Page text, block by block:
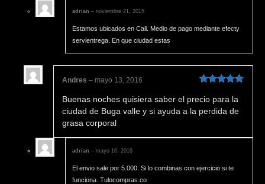
adrian – noviembre 21, 2015
Estamos ubicados en Cali. Medio de pago mediante efecty
servientrega. En que ciudad estas
5de 5
Andres – mayo 13, 2016
Buenas noches quisiera saber el precio para la
ciudad de Buga valle y si ayuda a la perdida de
grasa corporal
adrian – mayo 16, 2016
El envio sale por 5.000. Si lo combinas con ejercicio si te
funciona. Tulocompras.co